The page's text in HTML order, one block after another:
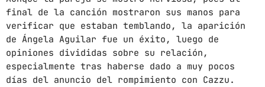
ÁNGELA AGUILAR Y CHRISTIAN NODAL SE
DAN SU PRIMER BESO PÚBLICO
12:00 AM - 11:59 PM
CON TODA LA ACTITUD
CON ANGEL RAMIREZ
10:00 AM - 12:00 PM
final de la canción mostraron sus manos para
verificar que estaban temblando, la aparición
de Ángela Aguilar fue un éxito, luego de
opiniones divididas sobre su relación,
especialmente tras haberse dado a muy pocos
días del anuncio del rompimiento con Cazzu.